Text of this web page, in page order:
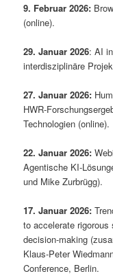
9. Februar 2026:
(online).
29. Januar 2026: AI
interdisziplinäre
27. Januar 2026:
HWR-
Technologien (online).
22. Januar 2026:
Agentische KI-
und Mike Zurbrügg).
17. Januar 2026:
to accelerate
decision-making
Klaus-Peter
Conference, Berlin.